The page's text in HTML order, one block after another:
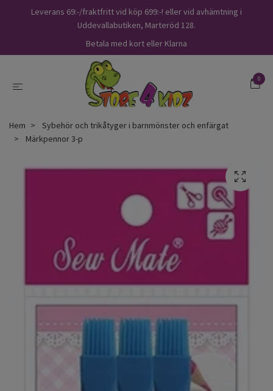
Leverans 69:-/fraktfritt vid köp 699:-! eller vid avhämtning i
Uddevallabutiken, Marteröd 128.
Betala med kort eller Klarna
0
Hem
Sybehör och trikåtyger i barnmönster och enfärgat
Märkpennor 3-p